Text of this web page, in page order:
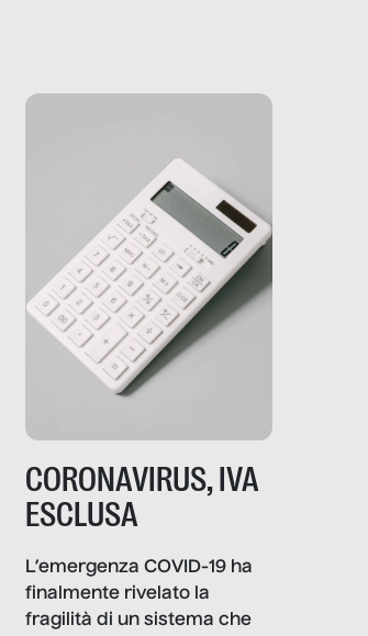
comunica, quanto vale […]
CORONAVIRUS, IVA
ESCLUSA
L’emergenza COVID-19 ha
finalmente rivelato la
fragilità di un sistema che